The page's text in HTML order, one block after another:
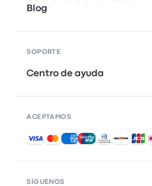
SÍGUENOS
Blog
SOPORTE
Centro de ayuda
ACEPTAMOS
Pagos aceptados